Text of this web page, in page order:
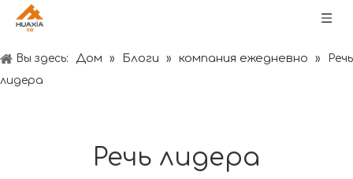
Вы здесь: Дом » Блоги » компания ежедневно »
Речь
лидера
Речь лидера